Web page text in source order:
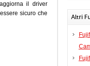
il driver
sicuro che
Altri